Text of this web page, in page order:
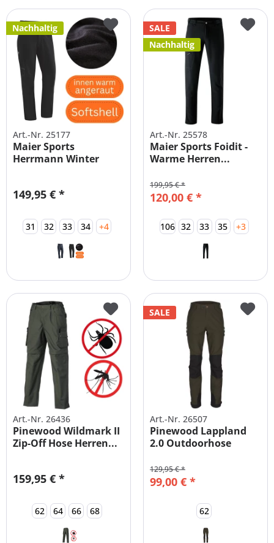
Nachhaltig
Art.-Nr. 25177
Maier Sports
Herrmann Winter
149,95 € *
31 32 33 34 +4
SALE
Nachhaltig
Art.-Nr. 25578
Maier Sports Foidit -
Warme Herren...
120,00 € *
199,95 € *
106 32 33 35 +3
Art.-Nr. 26436
Pinewood Wildmark II
Zip-Off Hose Herren...
159,95 € *
62 64 66 68
SALE
Art.-Nr. 26507
Pinewood Lappland
2.0 Outdoorhose
99,00 € *
129,95 € *
62